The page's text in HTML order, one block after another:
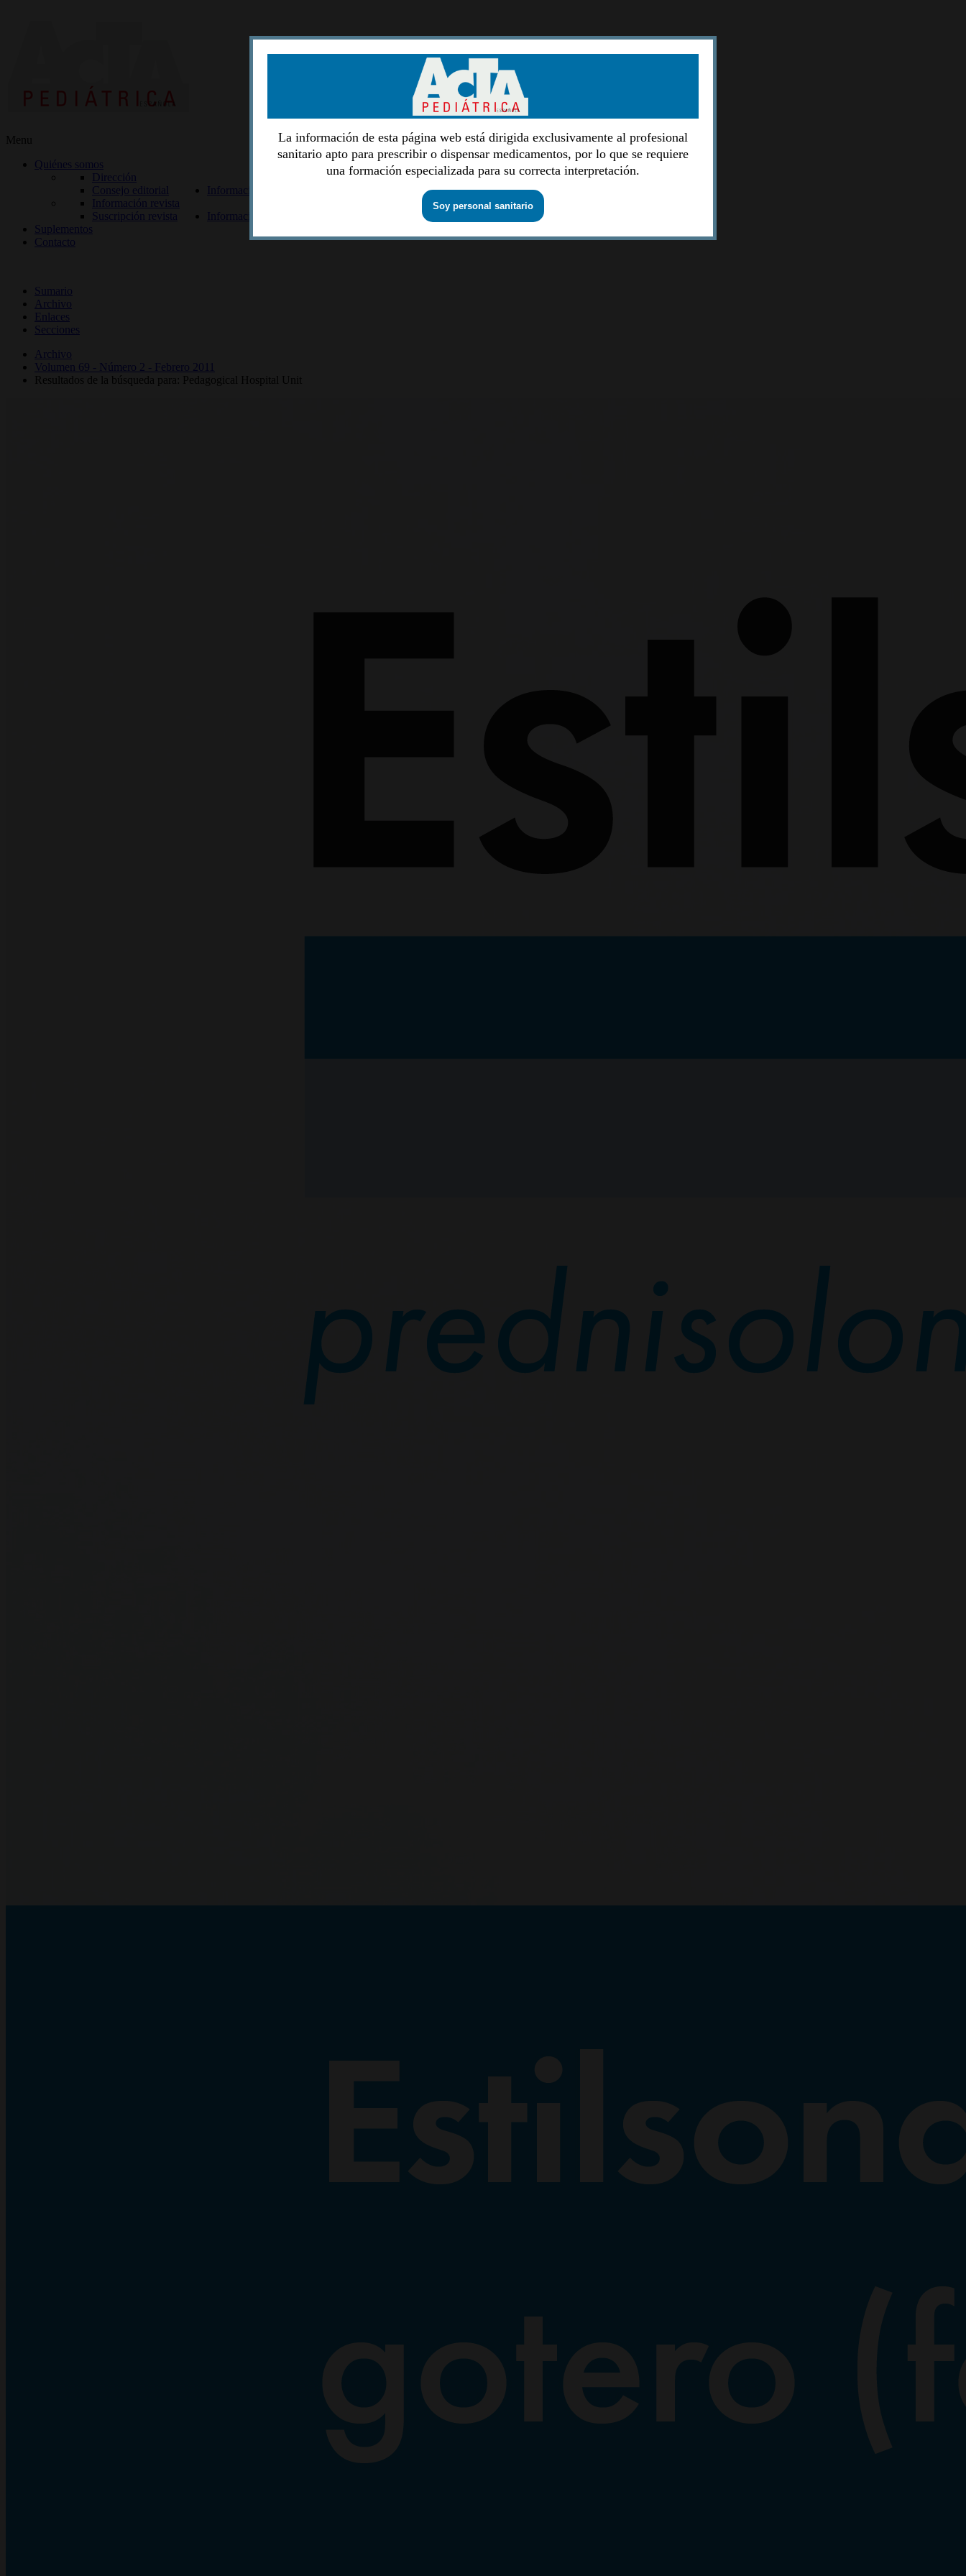
Menu
Quiénes somos
Dirección
Consejo editorial
Información lectores
Información revista
Suscripción revista
Información autores
Suplementos
Contacto
Sumario
Archivo
Enlaces
Secciones
Archivo
Volumen 69 - Número 2 - Febrero 2011
Resultados de la búsqueda para: Pedagogical Hospital Unit
La información de esta página web está dirigida exclusivamente al profesional
sanitario apto para prescribir o dispensar medicamentos, por lo que se requiere
una formación especializada para su correcta interpretación.
Soy personal sanitario